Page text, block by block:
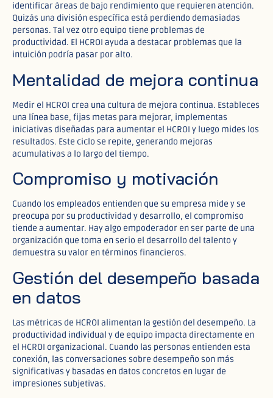
identificar áreas de bajo rendimiento que requieren atención.
Quizás una división específica está perdiendo demasiadas
personas. Tal vez otro equipo tiene problemas de
productividad. El HCROI ayuda a destacar problemas que la
intuición podría pasar por alto.
Mentalidad de mejora continua
Medir el HCROI crea una cultura de mejora continua. Estableces
una línea base, fijas metas para mejorar, implementas
iniciativas diseñadas para aumentar el HCROI y luego mides los
resultados. Este ciclo se repite, generando mejoras
acumulativas a lo largo del tiempo.
Compromiso y motivación
Cuando los empleados entienden que su empresa mide y se
preocupa por su productividad y desarrollo, el compromiso
tiende a aumentar. Hay algo empoderador en ser parte de una
organización que toma en serio el desarrollo del talento y
demuestra su valor en términos financieros.
Gestión del desempeño basada
en datos
Las métricas de HCROI alimentan la gestión del desempeño. La
productividad individual y de equipo impacta directamente en
el HCROI organizacional. Cuando las personas entienden esta
conexión, las conversaciones sobre desempeño son más
significativas y basadas en datos concretos en lugar de
impresiones subjetivas.